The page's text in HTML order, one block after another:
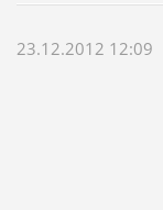
23.12.2012 12:09